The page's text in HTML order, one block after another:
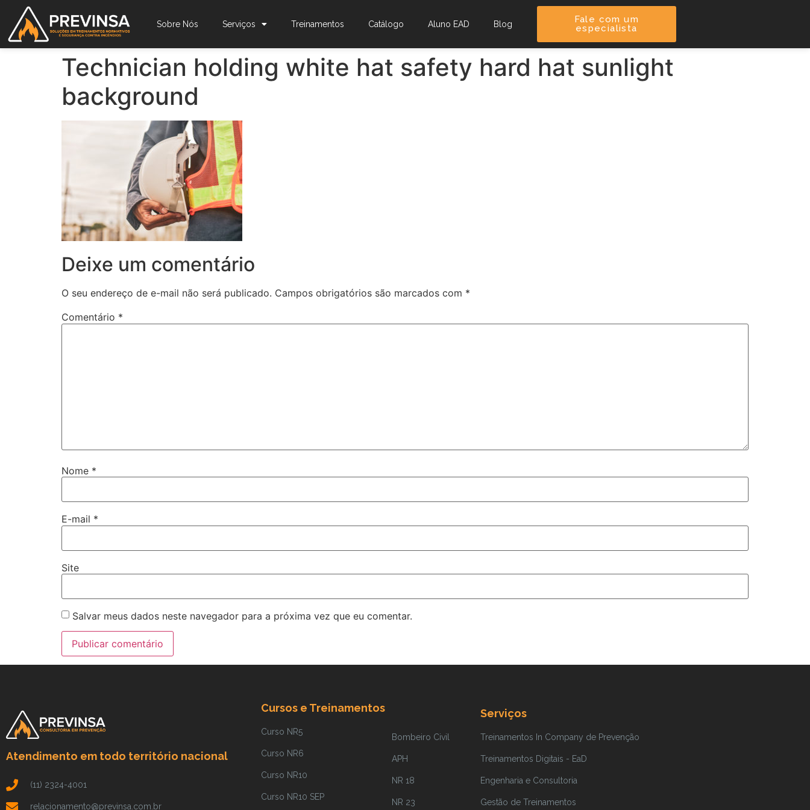
Sobre Nós Serviços Treinamentos Catálogo Aluno EAD Blog
Fale com um
especialista
Technician holding white hat safety hard hat sunlight
background
Deixe um comentário
O seu endereço de e-mail não será publicado. Campos obrigatórios são marcados com *
Comentário *
Nome *
E-mail *
Site
Salvar meus dados neste navegador para a próxima vez que eu comentar.
Atendimento em todo território nacional
(11) 2324-4001
relacionamento@previnsa.com.br
Cursos e Treinamentos
Curso NR5
Curso NR6
Curso NR10
Curso NR10 SEP
Bombeiro Civil
APH
NR 18
NR 23
Serviços
Treinamentos In Company de Prevenção
Treinamentos Digitais - EaD
Engenharia e Consultoria
Gestão de Treinamentos